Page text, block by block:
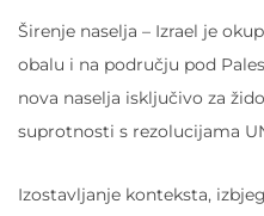
Širenje naselja – Izrael je
obalu i na području pod
nova naselja isključivo za
suprotnosti s rezolucijama
Izostavljanje konteksta,